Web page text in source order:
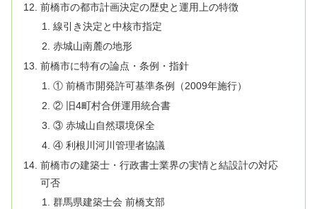
前橋市の都市計画決定の歴史と運用上の特徴
線引き決定と中核市指定
赤城山南麓の地形
前橋市に特有の論点・条例・指針
① 前橋市開発許可基準条例（2009年施行）
② 旧4町村合併運用統合書
③ 赤城山自然環境保全
④ 利根川河川管理者協議
前橋市の建築士・行政書士業界の実情と結設計の対応
可否
群馬県建築士会 前橋支部